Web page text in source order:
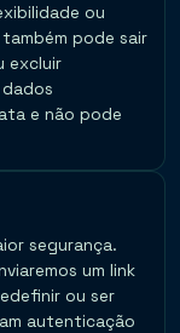
ou
pode sair
excluir
e não pode
segurança.
um link
ou ser
autenticação